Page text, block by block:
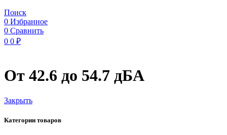
Поиск
0 Избранное
0 Сравнить
0 0 ₽
От 42.6 до 54.7 дБА
Закрыть
Категории товаров